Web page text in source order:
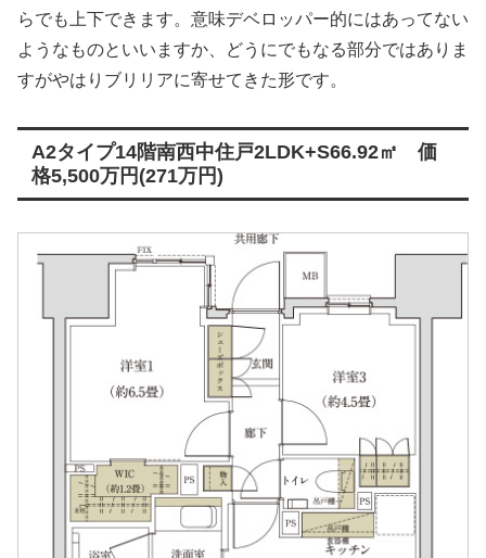
らでも上下できます。意味デベロッパー的にはあってない
ようなものといいますか、どうにでもなる部分ではありま
すがやはりブリリアに寄せてきた形です。
A2タイプ14階南西中住戸2LDK+S66.92㎡ 価
格5,500万円(271万円)